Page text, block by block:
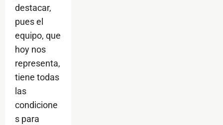
destacar,
pues el
equipo, que
hoy nos
representa,
tiene todas
las
condicione
s para